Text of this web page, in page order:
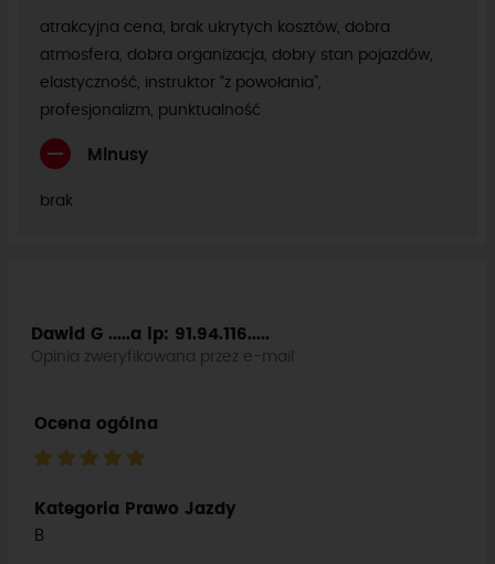
atrakcyjna cena, brak ukrytych kosztów, dobra
atmosfera, dobra organizacja, dobry stan pojazdów,
elastyczność, instruktor “z powołania”,
profesjonalizm, punktualność
Minusy
brak
Ocena ogólna
Kategoria Prawo Jazdy
B
Dawid G .....a ip: 91.94.116.....
Opinia zweryfikowana przez e-mail